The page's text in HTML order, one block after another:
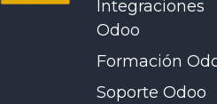
Integraciones
Odoo
Formación
Soporte Odoo